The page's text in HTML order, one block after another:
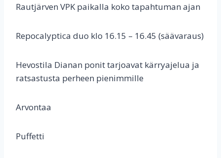
Rautjärven VPK paikalla koko tapahtuman ajan
Repocalyptica duo klo 16.15 – 16.45 (säävaraus)
Hevostila Dianan ponit tarjoavat kärryajelua ja
ratsastusta perheen pienimmille
Arvontaa
Puffetti